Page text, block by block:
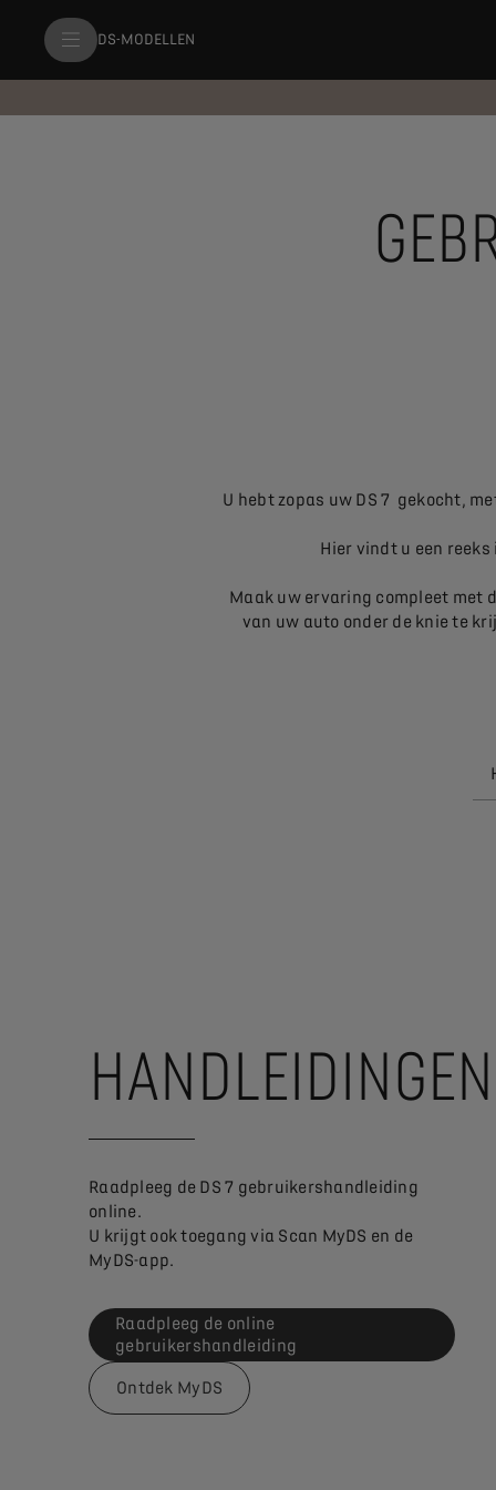
DS-MODELLEN
U hebt zopas uw DS 7 gekocht,
Hier vindt u een
Maak uw ervaring compleet met
van uw auto onder de knie te
HANDLEIDINGEN
Raadpleeg de DS 7 gebruikershandleiding
online.
U krijgt ook toegang via Scan MyDS en de
MyDS-app.
Raadpleeg de online
gebruikershandleiding
Ontdek MyDS